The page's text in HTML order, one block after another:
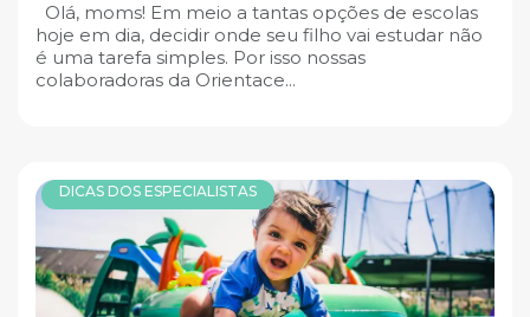
Olá, moms! Em meio a tantas opções de escolas
hoje em dia, decidir onde seu filho vai estudar não
é uma tarefa simples. Por isso nossas
colaboradoras da Orientace...
DICAS DOS ESPECIALISTAS